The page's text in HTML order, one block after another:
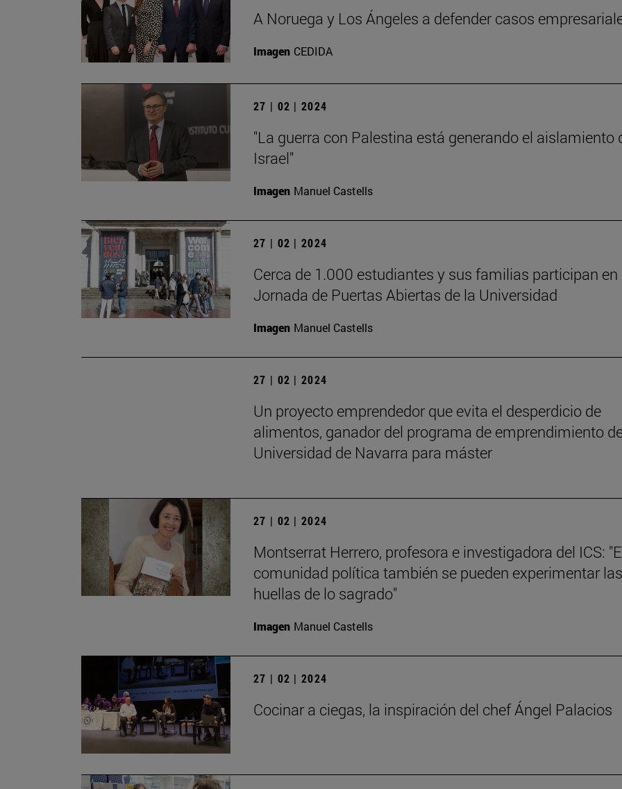
A Noruega y Los Ángeles a defender casos
Imagen CEDIDA
27 | 02 | 2024
"La guerra con Palestina está generando el aislamiento
Israel"
Imagen Manuel Castells
27 | 02 | 2024
Cerca de 1.000 estudiantes y sus familias participan en
Jornada de Puertas Abiertas de la Universidad
Imagen Manuel Castells
27 | 02 | 2024
Un proyecto emprendedor que evita el desperdicio de
alimentos, ganador del programa de emprendimiento
Universidad de Navarra para máster
27 | 02 | 2024
Montserrat Herrero, profesora e investigadora del ICS:
comunidad política también se pueden experimentar las
huellas de lo sagrado"
Imagen Manuel Castells
27 | 02 | 2024
Cocinar a ciegas, la inspiración del chef Ángel Palacios